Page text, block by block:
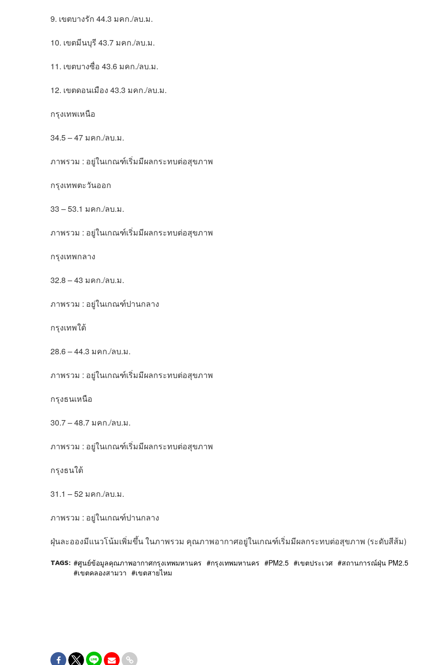
9. เขตบางรัก 44.3 มคก./ลบ.ม.
10. เขตมีนบุรี 43.7 มคก./ลบ.ม.
11. เขตบางซื่อ 43.6 มคก./ลบ.ม.
12. เขตดอนเมือง 43.3 มคก./ลบ.ม.
กรุงเทพเหนือ
34.5 – 47 มคก./ลบ.ม.
ภาพรวม : อยู่ในเกณฑ์เริ่มมีผลกระทบต่อสุขภาพ
กรุงเทพตะวันออก
33 – 53.1 มคก./ลบ.ม.
ภาพรวม : อยู่ในเกณฑ์เริ่มมีผลกระทบต่อสุขภาพ
กรุงเทพกลาง
32.8 – 43 มคก./ลบ.ม.
ภาพรวม : อยู่ในเกณฑ์ปานกลาง
กรุงเทพใต้
28.6 – 44.3 มคก./ลบ.ม.
ภาพรวม : อยู่ในเกณฑ์เริ่มมีผลกระทบต่อสุขภาพ
กรุงธนเหนือ
30.7 – 48.7 มคก./ลบ.ม.
ภาพรวม : อยู่ในเกณฑ์เริ่มมีผลกระทบต่อสุขภาพ
กรุงธนใต้
31.1 – 52 มคก./ลบ.ม.
ภาพรวม : อยู่ในเกณฑ์ปานกลาง
ฝุ่นละอองมีแนวโน้มเพิ่มขึ้น ในภาพรวม คุณภาพอากาศอยู่ในเกณฑ์เริ่มมีผลกระทบต่อสุขภาพ (ระดับสีส้ม)
TAGS: ศูนย์ข้อมูลคุณภาพอากาศกรุงเทพมหานคร กรุงเทพมหานคร PM2.5 เขตประเวศ
สถานการณ์ฝุ่น PM2.5
เขตคลองสามวา
เขตสายไหม